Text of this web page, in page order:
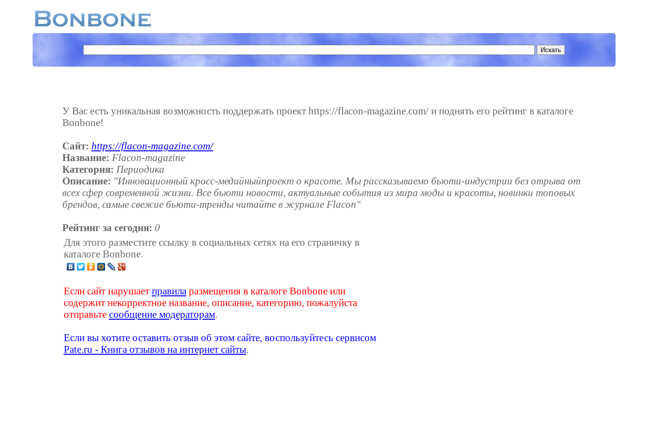
У Вас есть уникальная возможность поддержать проект https://flacon-magazine.com/ и поднять его рейтинг в каталоге
Bonbone!
Сайт: https://flacon-magazine.com/
Название: Flacon-magazine
Категория: Периодика
Описание: "Инновационный кросс-медийныйпроект о красоте. Мы рассказываемо бьюти-индустрии без отрыва от
всех сфер современной жизни. Все бьюти новости, актуальные события из мира моды и красоты, новинки топовых
брендов, самые свежие бьюти-тренды читайте в журнале Flacon"
Рейтинг за сегодня: 0
Для этого разместите ссылку в социальных сетях на его страничку в
каталоге Bonbone.
Если сайт нарушает правила размещения в каталоге Bonbone или
содержит некорректное название, описание, категорию, пожалуйста
отправьте сообщение модераторам.
Если вы хотите оставить отзыв об этом сайте, воспользуйтесь сервисом
Pate.ru - Книга отзывов на интернет сайты.